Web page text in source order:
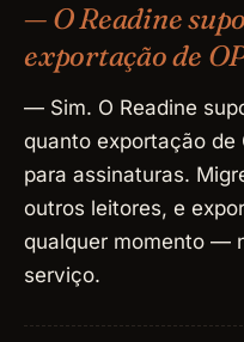
— O Readine
exportação de
— Sim. O Readine
quanto exportação
para assinaturas.
outros leitores, e
qualquer momento —
serviço.